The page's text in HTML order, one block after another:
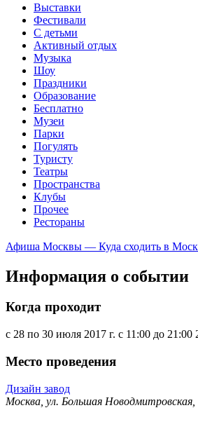
Выставки
Фестивали
С детьми
Активный отдых
Музыка
Шоу
Праздники
Образование
Бесплатно
Музеи
Парки
Погулять
Туристу
Театры
Пространства
Клубы
Прочее
Рестораны
Афиша Москвы — Куда сходить в
Информация о событии
Когда проходит
с 28 по 30 июля 2017 г. с 11:00 до 21:00
Место проведения
Дизайн завод
Москва, ул. Большая Новодмитровская,